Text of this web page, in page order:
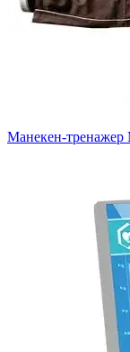
Манекен-тренажер